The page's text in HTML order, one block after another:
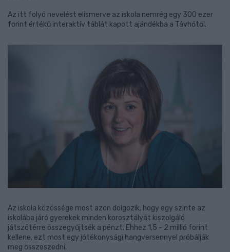
Az itt folyó nevelést elismerve az iskola nemrég egy 300 ezer
forint értékű interaktív táblát kapott ajándékba a Távhőtől.
Az iskola közössége most azon dolgozik, hogy egy szinte az
iskolába járó gyerekek minden korosztályát kiszolgáló
játszótérre összegyűjtsék a pénzt. Ehhez 1,5 - 2 millió forint
kellene, ezt most egy jótékonysági hangversennyel próbálják
meg összeszedni.